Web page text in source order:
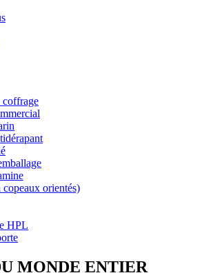
coffrage
orientés)
HPL
MONDE ENTIER